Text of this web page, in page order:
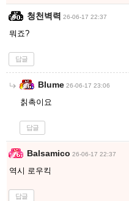
청천벽력 26-06-17 22:37
뭐죠?
답글
Blume 26-06-17 23:06
칡촉이요
답글
Balsamico 26-06-17 22:37
역시 로우킥
답글